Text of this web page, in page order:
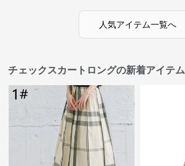
人気アイテム一覧へ
チェックスカートロングの新着アイテム